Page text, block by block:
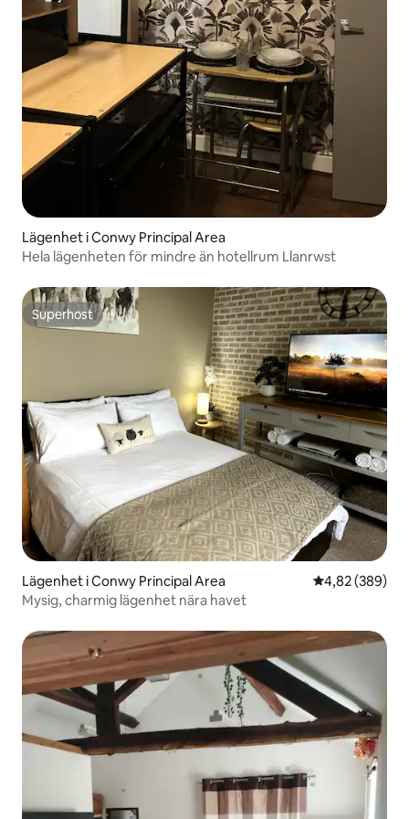
Lägenhet i Conwy Principal Area
Hela lägenheten för mindre än hotellrum Llanrwst
Superhost
Superhost
Lägenhet i Conwy Principal Area 4,82 av 5 i
4,82 (389)
Mysig, charmig lägenhet nära havet